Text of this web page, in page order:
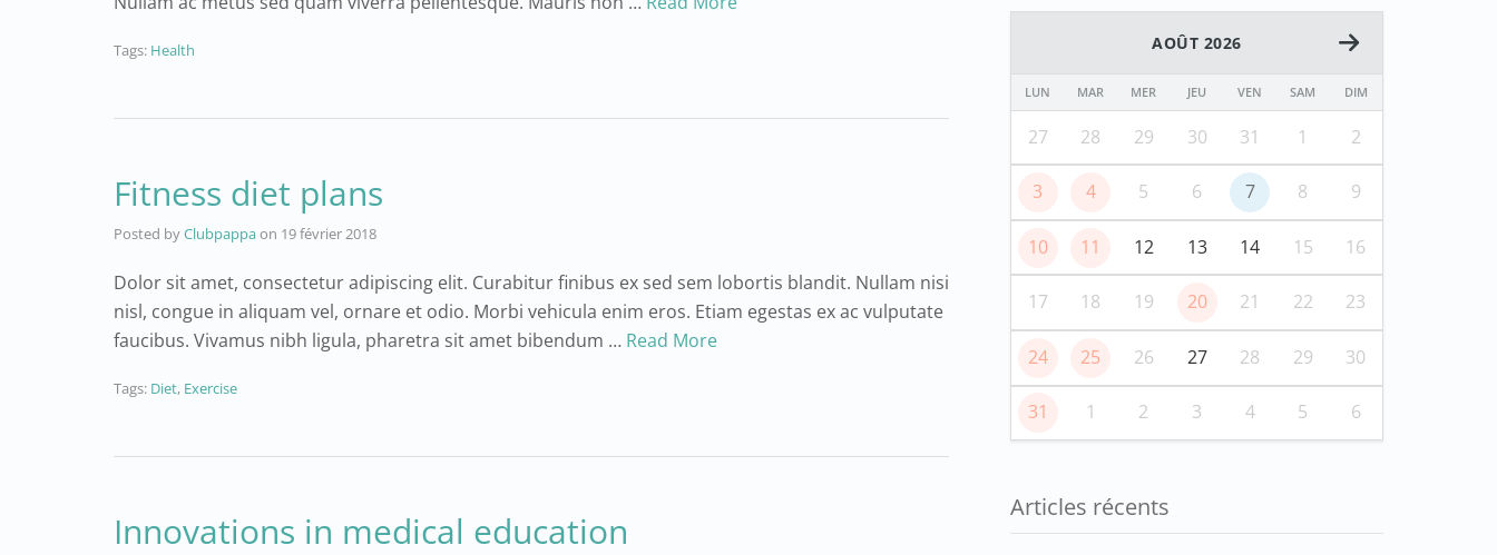
Tags: Health
Fitness diet plans
Posted byClubpappaon 19 février 2018
Dolor sit amet, consectetur adipiscing elit. Curabitur finibus ex sed sem lobortis blandit. Nullam nisi
nisl, congue in aliquam vel, ornare et odio. Morbi vehicula enim eros. Etiam egestas ex ac vulputate
faucibus. Vivamus nibh ligula, pharetra sit amet bibendum … Read More
Tags: Diet, Exercise
Innovations in medical education
AOÛT 2026
LUN MAR MER JEU VEN SAM DIM
27 28 29 30 31 1 2
3 4 5 6 7 8 9
10 11 12 13 14 15 16
17 18 19 20 21 22 23
24 25 26 27 28 29 30
31 1 2 3 4 5 6
Articles récents